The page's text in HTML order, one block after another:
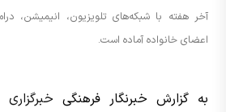
آخر هفته با شبکه‌های تلویزیون، انیمیشن،
اعضای خانواده آماده است.
به گزارش خبرنگار فرهنگی